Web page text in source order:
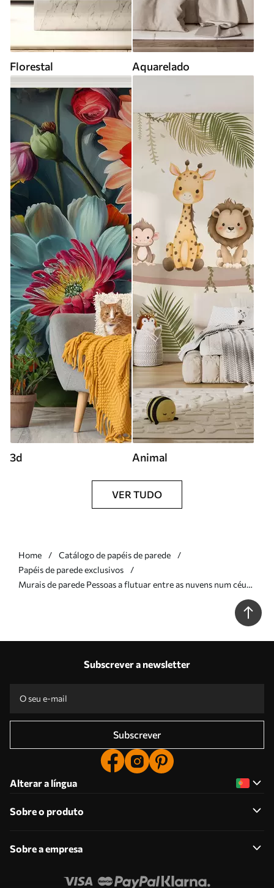
Florestal Aquarelado
3d Animal
VER TUDO
Home
Catálogo de papéis de parede
Papéis de parede exclusivos
Murais de parede Pessoas a flutuar entre as nuvens num céu
Subscrever a newsletter
Subscrever
Alterar a língua
Sobre o produto
Sobre a empresa